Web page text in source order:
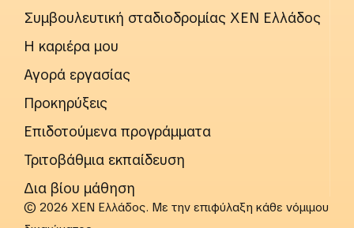
Συμβουλευτική σταδιοδρομίας ΧΕΝ Ελλάδος
Η καριέρα μου
Αγορά εργασίας
Προκηρύξεις
Επιδοτούμενα προγράμματα
Τριτοβάθμια εκπαίδευση
Δια βίου μάθηση
© 2026 ΧΕΝ Ελλάδος. Με την επιφύλαξη κάθε νόμιμου